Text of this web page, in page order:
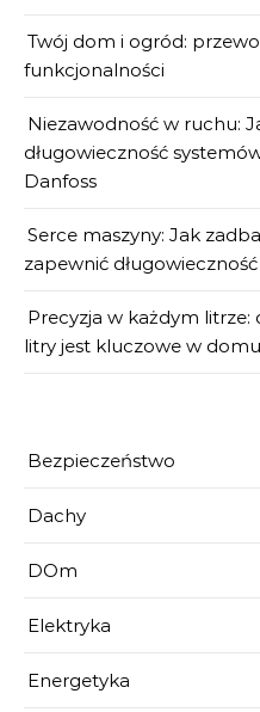
Twój dom i ogród:
funkcjonalności
Niezawodność w ruchu:
długowieczność
Danfoss
Serce maszyny: Jak
zapewnić
Precyzja w każdym
litry jest kluczowe w
Bezpieczeństwo
Dachy
DOm
Elektryka
Energetyka